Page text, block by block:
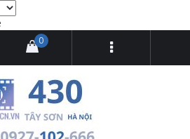
0